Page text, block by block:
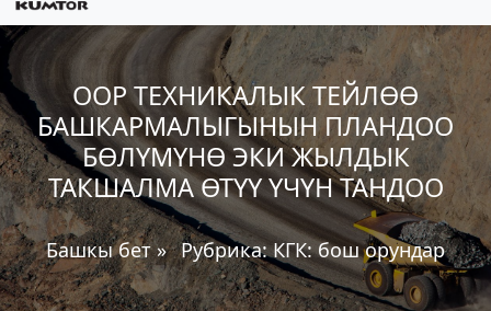
ООР ТЕХНИКАЛЫК ТЕЙЛӨӨ
БАШКАРМАЛЫГЫНЫН ПЛАНДОО
БӨЛҮМҮНӨ ЭКИ ЖЫЛДЫК
ТАКШАЛМА ӨТҮҮ ҮЧҮН ТАНДОО
Башкы бет» Рубрика:КГК: бош орундар